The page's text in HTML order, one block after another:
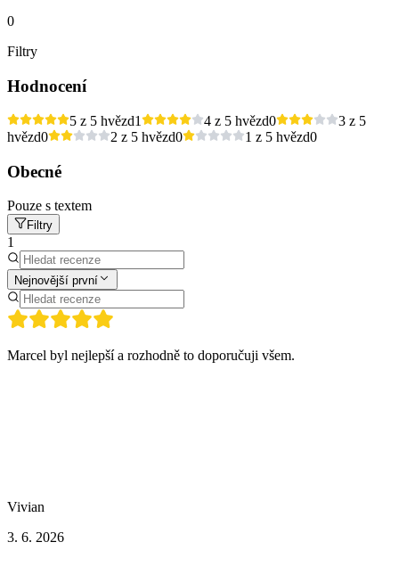
0
Filtry
Hodnocení
5 z 5 hvězd1 4 z 5 hvězd0
3 z 5
hvězd0 2 z 5 hvězd0 1 z 5 hvězd0
Obecné
Pouze s textem
Filtry
1
Nejnovější první
Marcel byl nejlepší a rozhodně to doporučuji všem.
Vivian
3. 6. 2026